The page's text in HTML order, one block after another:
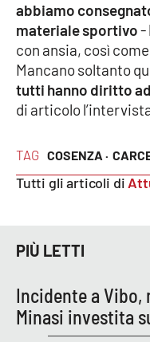
LaC TV
LaC Network
LaC OnAir
EDIZIONI
LOCALI
Catanzaro
Reggio Calabria
TAG COSENZA ·
Tutti gli articoli di
abbiamo
materiale sportivo-
con ansia, così come
Mancano soltanto
tutti hanno diritto
di articolo
PIÙ LETTI
Incidente a Vibo,
Minasi investita